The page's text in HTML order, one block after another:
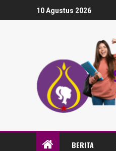
10 Agustus 2026
BERITA